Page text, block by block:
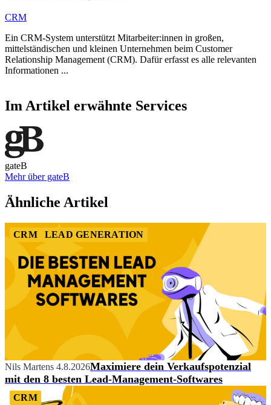
CRM
Ein CRM-System unterstützt Mitarbeiter:innen in großen,
mittelständischen und kleinen Unternehmen beim Customer
Relationship Management (CRM). Dafür erfasst es alle relevanten
Informationen ...
1
of
Im Artikel erwähnte Services
gateB
Mehr über gateB
1
of
Ähnliche Artikel
CRM LEAD GENERATION
Nils Martens 4.8.2026Maximiere dein Verkaufspotenzial
mit den 8 besten Lead-Management-Softwares
CRM